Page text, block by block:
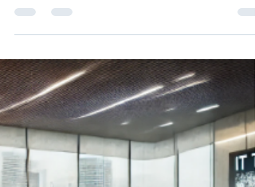
19 paź 2024
3 minut(y) czytania
wSPAniały czas dla kobiety –
podaruj Sobie cudowny weekend!
Każda kobieta zasługuje na chwilę
wytchnienia, czas poświęcony tylko sobie –
regenerację i odprężenie.